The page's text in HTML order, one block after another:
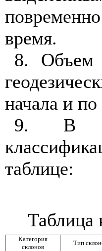
время.
8. Объем
начала и
9. В
таблице:
Таблица
Категория
склонов
Тип